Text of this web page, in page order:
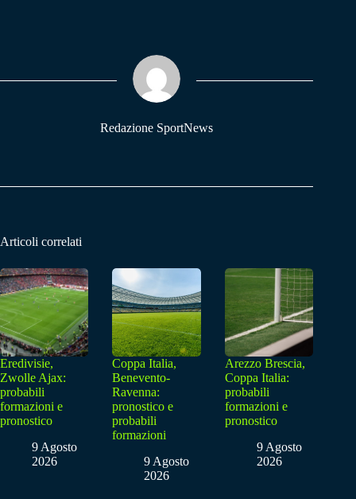
pp m
Redazione SportNews
Articoli correlati
Eredivisie,
Zwolle Ajax:
probabili
formazioni e
pronostico
9 Agosto
2026
Coppa Italia,
Benevento-
Ravenna:
pronostico e
probabili
formazioni
9 Agosto
2026
Arezzo Brescia,
Coppa Italia:
probabili
formazioni e
pronostico
9 Agosto
2026